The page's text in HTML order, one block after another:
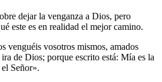
dejar la venganza a Dios, pero
este es en realidad el mejor camino.
venguéis vosotros mismos, amados
de Dios; porque escrito está: Mía es la
Señor».